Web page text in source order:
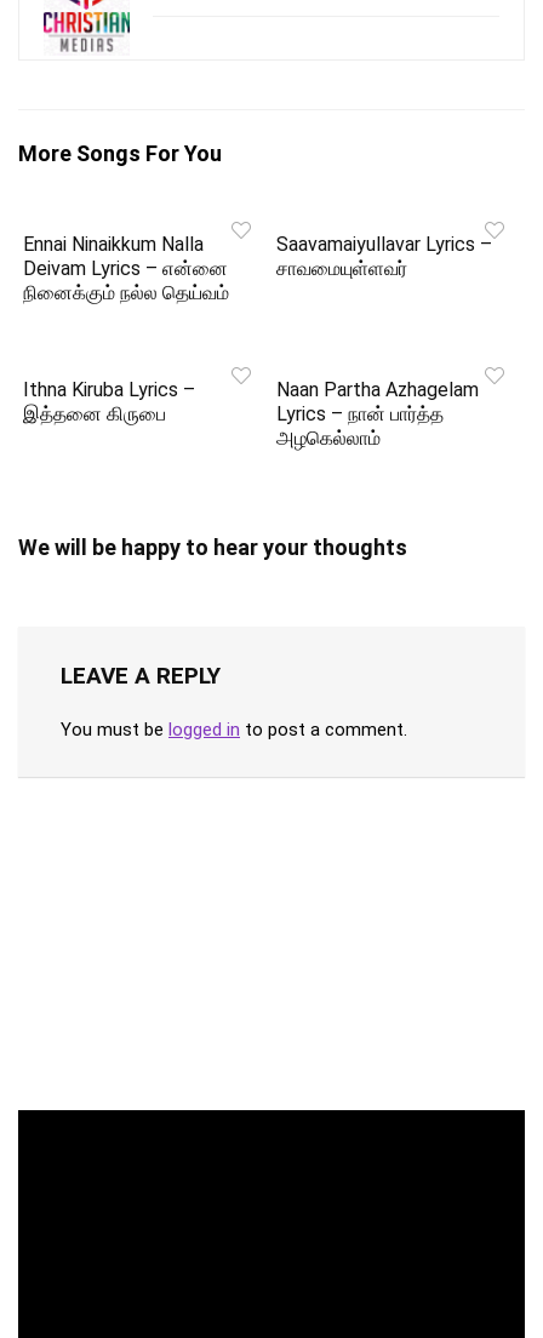
More Songs For You
Ennai Ninaikkum Nalla
Deivam Lyrics – என்னை
நினைக்கும் நல்ல தெய்வம்
Saavamaiyullavar Lyrics –
சாவமையுள்ளவர்
Ithna Kiruba Lyrics –
இத்தனை கிருபை
Naan Partha Azhagelam
Lyrics – நான் பார்த்த
அழகெல்லாம்
We will be happy to hear your thoughts
LEAVE A REPLY
You must be logged in to post a comment.